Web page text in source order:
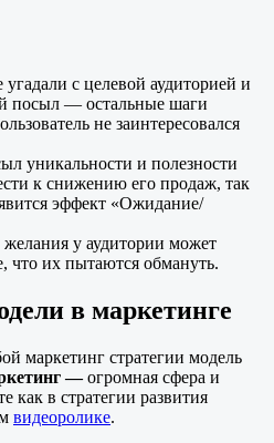
с целевой аудиторией и
посыл — остальные шаги
не заинтересовался
уникальности и полезности
к снижению его продаж, так
эффект «Ожидание/
желания у аудитории может
что их пытаются обмануть.
в маркетинге
маркетинг стратегии модель
—огромная сфера и
как в стратегии развития
видеоролике.